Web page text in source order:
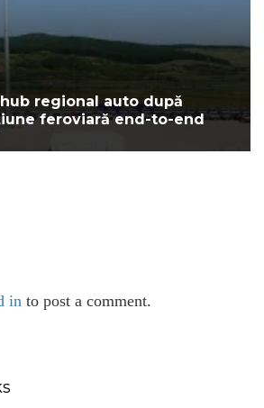
regional auto după
feroviară end-to-end
in to post a comment.